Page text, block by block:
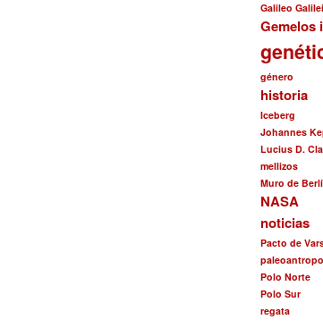
Galileo Galilei
Gemelos
género
historia
Iceberg
Johannes
Lucius D.
mellizos
Muro de
NASA
noticias
Pacto de
Polo Norte
Polo Sur
regata